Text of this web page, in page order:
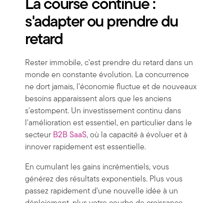
La course continue :
s'adapter ou prendre du
retard
Rester immobile, c'est prendre du retard dans un
monde en constante évolution. La concurrence
ne dort jamais, l'économie fluctue et de nouveaux
besoins apparaissent alors que les anciens
s'estompent. Un investissement continu dans
l'amélioration est essentiel, en particulier dans le
secteur B2B SaaS, où la capacité à évoluer et à
innover rapidement est essentielle.
En cumulant les gains incrémentiels, vous
générez des résultats exponentiels. Plus vous
passez rapidement d'une nouvelle idée à un